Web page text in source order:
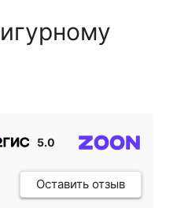
5.0
Оставить отзыв